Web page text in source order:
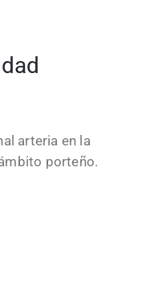
arteria en la
porteño.